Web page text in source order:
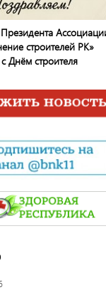
строителей РК»
Днём строителя